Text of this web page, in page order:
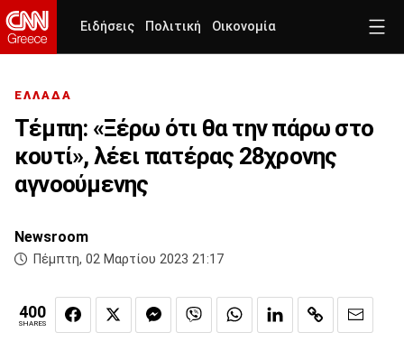
Ειδήσεις Πολιτική Οικονομία
ΕΛΛΑΔΑ
Τέμπη: «Ξέρω ότι θα την πάρω στο
κουτί», λέει πατέρας 28χρονης
αγνοούμενης
Newsroom
Πέμπτη, 02 Μαρτίου 2023 21:17
400
SHARES